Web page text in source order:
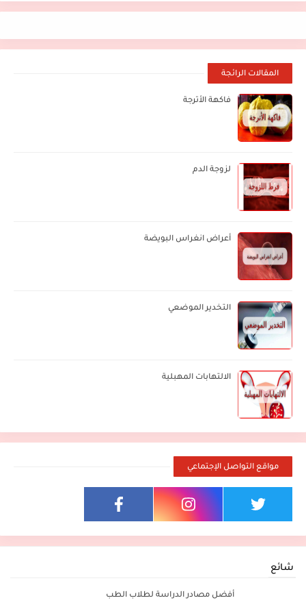
المقالات الرائجة
فاكهة الأترجة
لزوجة الدم
أعراض انغراس البويضة
التخدير الموضعي
الالتهابات المهبلية
مواقع التواصل الإجتماعي
شائع
أفضل مصادر الدراسة لطلاب الطب